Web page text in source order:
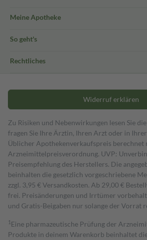
Meine Apotheke
So geht's
Rechtliches
Widerruf erklären
Zu Risiken und Nebenwirkungen lesen Sie
fragen Sie Ihre Ärztin, Ihren Arzt oder in
Üblicher Apothekenverkaufspreis berechnet
Arzneimittelpreisverordnung. UVP:
Preisempfehlung des Herstellers. Die
beinhalten die gesetzlich vorgeschriebene
zzgl. 3,95 € Versandkosten. Ab 29,00 €
frei. Preisänderungen und Irrtümer
und Gratis-Beigaben nur solange der Vorrat
1 Eine pharmazeutische Prüfung der
Produkte in deinem Warenkorb beinhaltet